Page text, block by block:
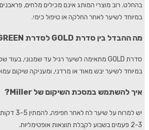
בהחלט. רוב מוצרי המותג אינם מכילים מלחים,
במיוחד לשיער לאחר החלקה או טיפול כימי.
מה ההבדל בין סדרת GOLD לסדרת GREEN?
במיוחד לשיער יבש מאוד או מרדני, ומעניקה שיקום
איך להשתמש במסכת השיקום של Miller?
יש למרוח
2-3 פעמים בשבוע לקבלת תוצאות אופטימליות.